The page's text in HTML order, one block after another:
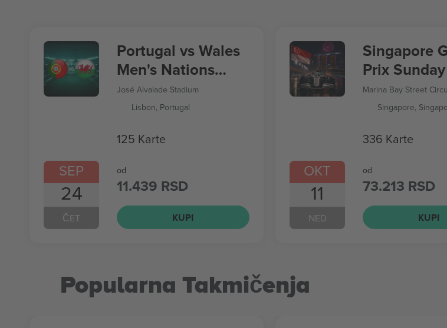
SEP
24
ČET
Portugal vs Wales
Men's Nations
League
José Alvalade Stadium
Lisbon, Portugal
125 Karte
od
11.439 RSD
KUPI
OKT
11
NED
Singapore
Prix
Formula 1
Marina Bay Street
Singapore,
336 Karte
od
73.213 RSD
KUPI
Popularna Takmičenja